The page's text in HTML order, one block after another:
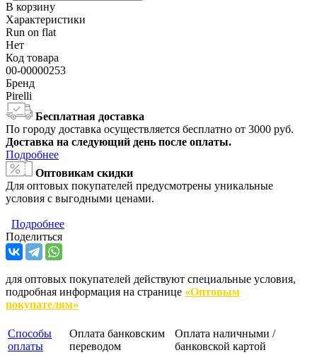
В корзину
Характеристики
Run on flat
Нет
Код товара
00-00000253
Бренд
Pirelli
Бесплатная доставка
По городу доставка осуществляется бесплатно от 3000 руб.
Доставка на следующий день после оплаты.
Подробнее
Оптовикам скидки
Для оптовых покупателей предусмотрены уникальные
условия с выгодными ценами.
Подробнее
Поделиться
для оптовых покупателей действуют специальные условия,
подробная информация на странице «Оптовым
покупателям»
Способы
оплаты
Оплата банковским
переводом
Оплата наличными /
банковской картой